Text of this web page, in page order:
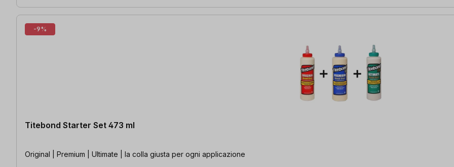
-9%
Titebond Starter Set 473 ml
Original | Premium | Ultimate | la colla giusta per ogni applicazione